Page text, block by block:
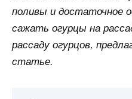
поливы и достаточное
сажать огурцы на
рассаду огурцов,
статье.